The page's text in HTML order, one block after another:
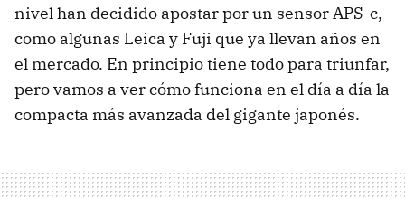
nivel han decidido apostar por un sensor APS-c,
como algunas Leica y Fuji que ya llevan años en
el mercado. En principio tiene todo para triunfar,
pero vamos a ver cómo funciona en el día a día la
compacta más avanzada del gigante japonés.